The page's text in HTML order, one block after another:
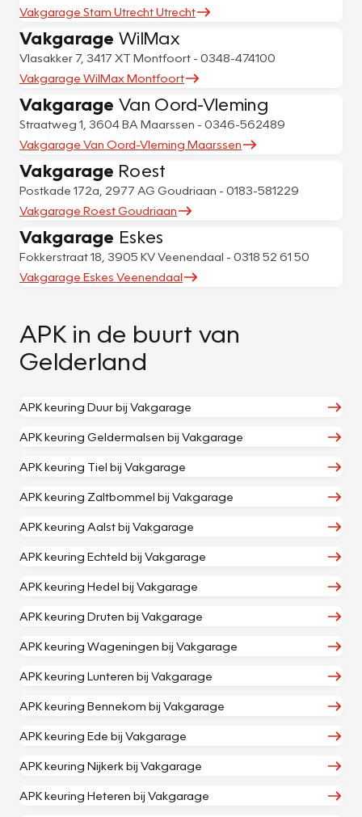
Vakgarage Stam Utrecht Utrecht
Vakgarage WilMax
Vlasakker 7, 3417 XT Montfoort - 0348-474100
Vakgarage WilMax Montfoort
Vakgarage Van Oord-Vleming
Straatweg 1, 3604 BA Maarssen - 0346-562489
Vakgarage Van Oord-Vleming Maarssen
Vakgarage Roest
Postkade 172a, 2977 AG Goudriaan - 0183-581229
Vakgarage Roest Goudriaan
Vakgarage Eskes
Fokkerstraat 18, 3905 KV Veenendaal - 0318 52 61 50
Vakgarage Eskes Veenendaal
APK in de buurt van
Gelderland
APK keuring Duur bij Vakgarage
APK keuring Geldermalsen bij Vakgarage
APK keuring Tiel bij Vakgarage
APK keuring Zaltbommel bij Vakgarage
APK keuring Aalst bij Vakgarage
APK keuring Echteld bij Vakgarage
APK keuring Hedel bij Vakgarage
APK keuring Druten bij Vakgarage
APK keuring Wageningen bij Vakgarage
APK keuring Lunteren bij Vakgarage
APK keuring Bennekom bij Vakgarage
APK keuring Ede bij Vakgarage
APK keuring Nijkerk bij Vakgarage
APK keuring Heteren bij Vakgarage